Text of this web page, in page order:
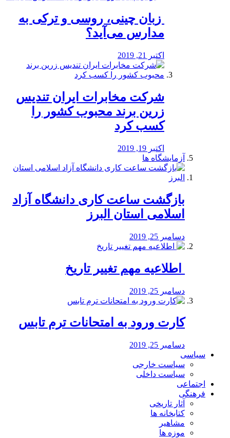
️ زبان چینی، روسی و ترکی به
مدارس می‌آید؟
اکتبر 21, 2019
شرکت مخابرات ایران تندیس
زرین برند محبوب کشور را
کسب کرد
اکتبر 19, 2019
آزمایشگاه ها
بازگشت ساعت کاری دانشگاه آزاد
اسلامی استان البرز
دسامبر 25, 2019
️ اطلاعیه مهم تغییر تاریخ
دسامبر 25, 2019
کارت ورود به امتحانات ترم تابس
دسامبر 25, 2019
سیاسی
سیاست خارجی
سیاست داخلی
اجتماعی
فرهنگی
آثار تاریخی
کتابخانه ها
مشاهیر
موزه ها